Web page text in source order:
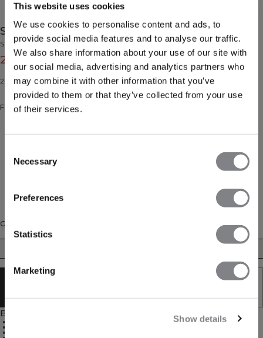
This website uses cookies
We use cookies to personalise content and ads, to
provide social media features and to analyse our traffic.
We also share information about your use of our site with
our social media, advertising and analytics partners who
may combine it with other information that you’ve
provided to them or that they’ve collected from your use
of their services.
Selection
Necessary
Preferences
Statistics
Marketing
Show details
Smooth Seamless 2-In-1 Tank Wet Green
Smooth Collection
29€ 49€
2-in-1 Tank-Top mit abnehmbaren Cups.
Farbe: Wet Green
Größe
Beschreibung